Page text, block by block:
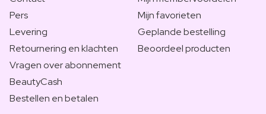
Pers
Levering
Retournering en klachten
Vragen over abonnement
BeautyCash
Bestellen en betalen
Mijn favorieten
Geplande bestelling
Beoordeel producten